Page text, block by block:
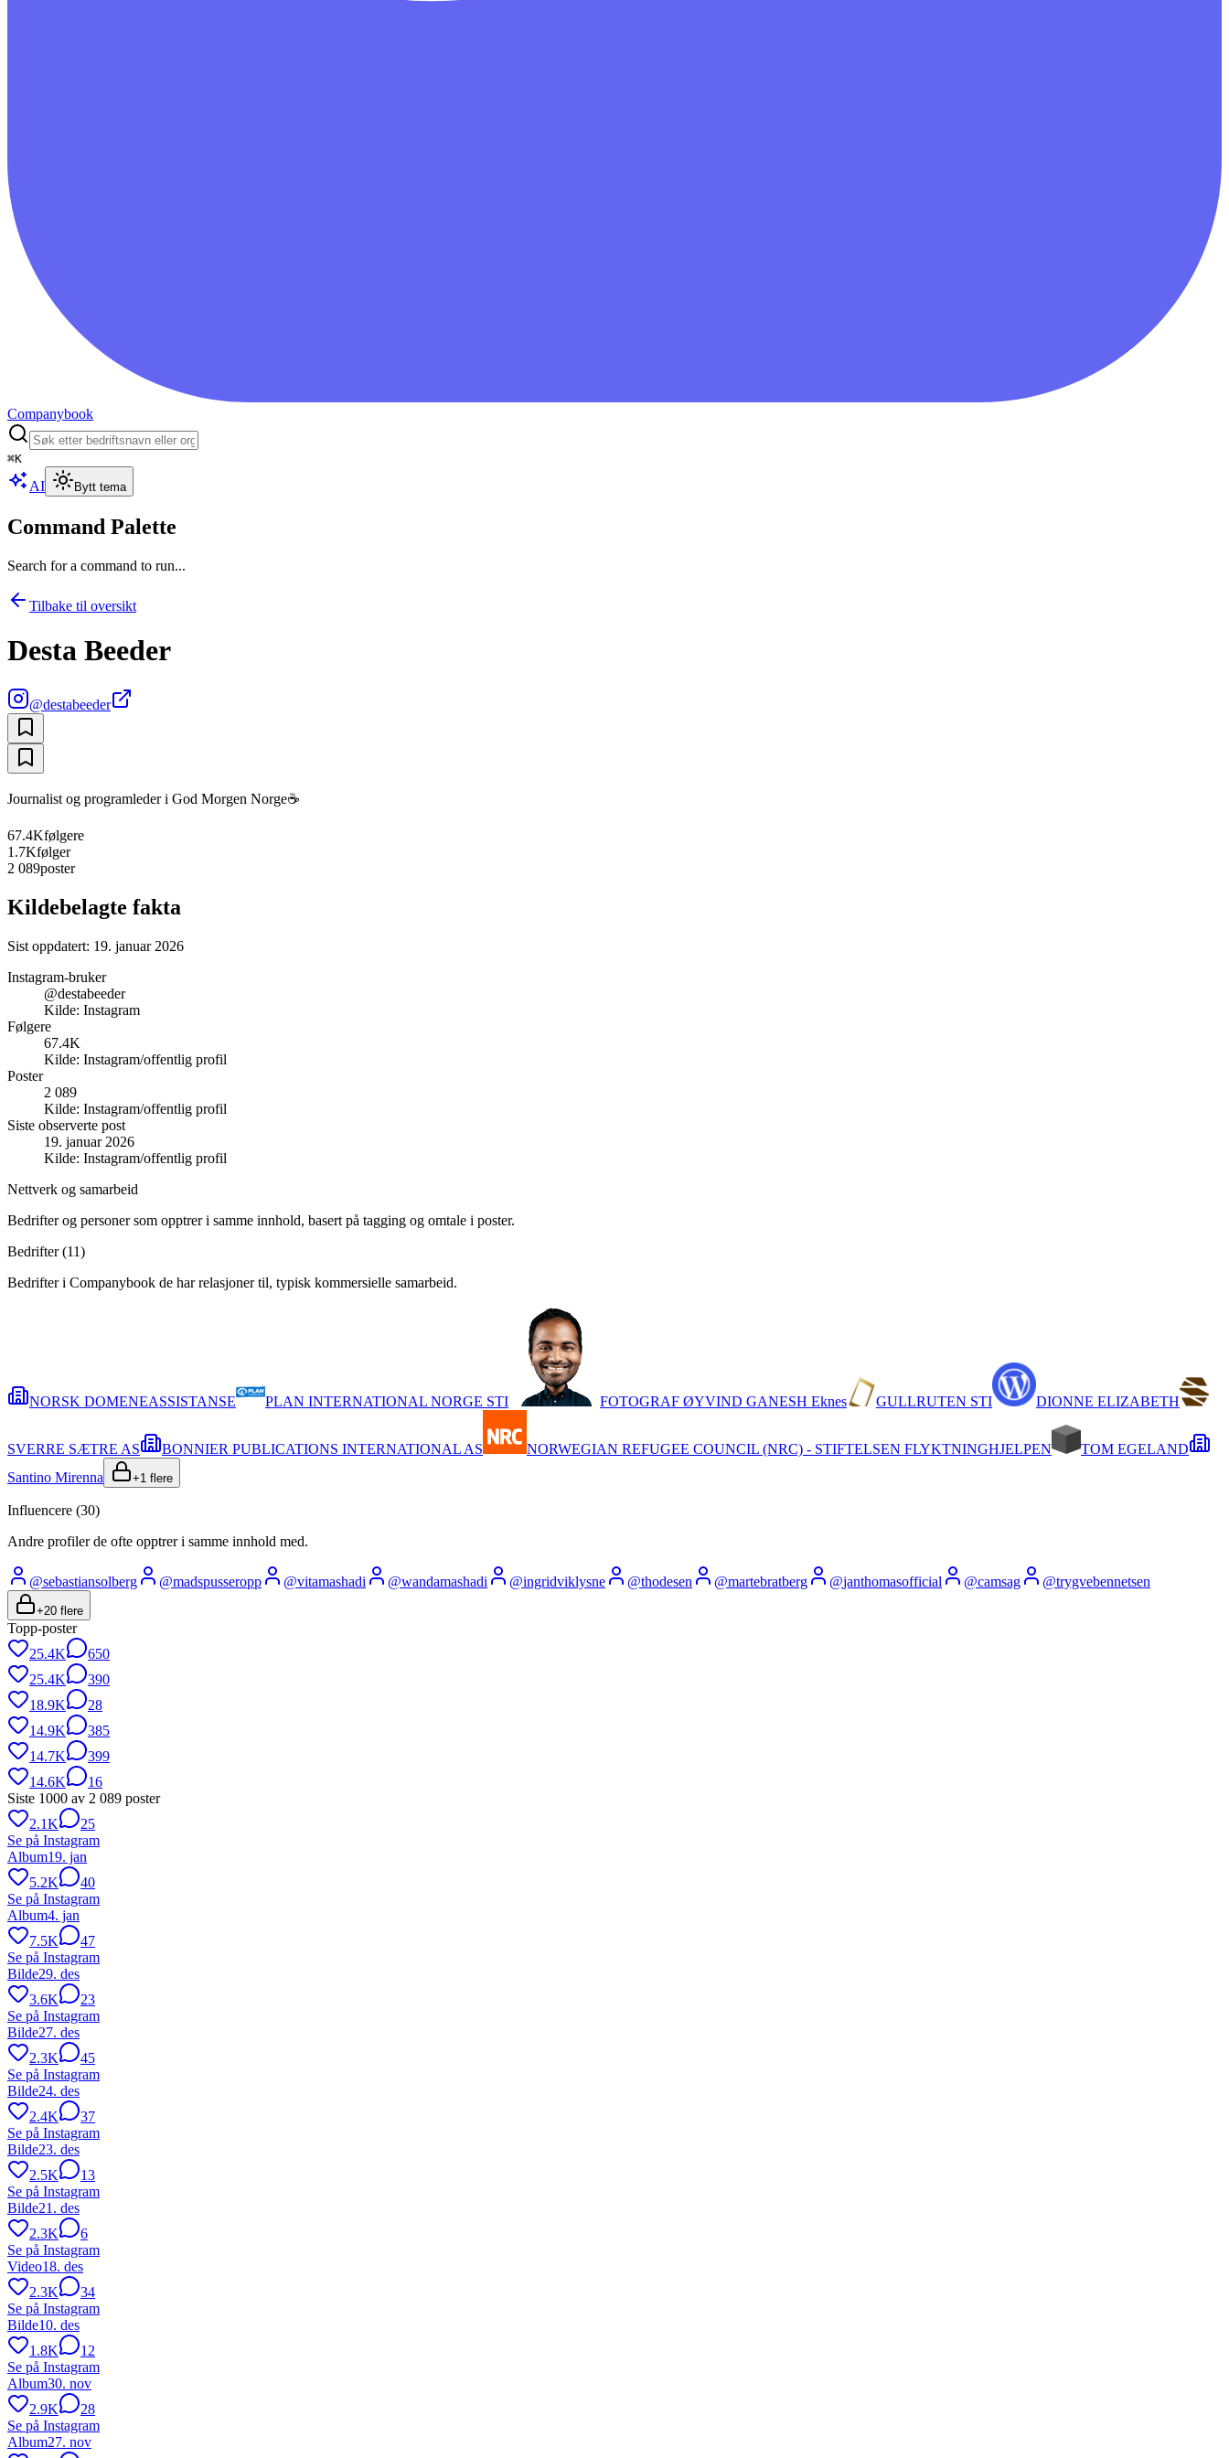
Companybook
⌘K
AI Bytt tema
Command Palette
Search for a command to run...
Tilbake til oversikt
Desta Beeder
@destabeeder
Journalist og programleder i God Morgen Norge☕️
67.4Kfølgere
1.7Kfølger
2 089poster
Kildebelagte fakta
Sist oppdatert: 19. januar 2026
Instagram-bruker
@destabeeder
Kilde: Instagram
Følgere
67.4K
Kilde: Instagram/offentlig profil
Poster
2 089
Kilde: Instagram/offentlig profil
Siste observerte post
19. januar 2026
Kilde: Instagram/offentlig profil
Nettverk og samarbeid
Bedrifter og personer som opptrer i samme innhold, basert på tagging og omtale i poster.
Bedrifter (11)
Bedrifter i Companybook de har relasjoner til, typisk kommersielle samarbeid.
NORSK DOMENEASSISTANSE PLAN INTERNATIONAL NORGE STI FOTOGRAF ØYVIND GANESH Eknes GULLRUTEN STI DIONNE ELIZABETH
SVERRE SÆTRE AS BONNIER PUBLICATIONS INTERNATIONAL AS NORWEGIAN REFUGEE COUNCIL (NRC) - STIFTELSEN FLYKTNINGHJELPEN
TOM EGELAND
Santino Mirenna
+1 flere
Influencere (30)
Andre profiler de ofte opptrer i samme innhold med.
@sebastiansolberg @madspusseropp @vitamashadi @wandamashadi @ingridviklysne @thodesen @martebratberg @janthomasofficial @camsag @trygvebennetsen
+20 flere
Topp-poster
25.4K
650
25.4K
390
18.9K
28
14.9K
385
14.7K
399
14.6K
16
Siste 1000 av 2 089 poster
2.1K
25
Se på Instagram
Album19. jan
5.2K
40
Se på Instagram
Album4. jan
7.5K
47
Se på Instagram
Bilde29. des
3.6K
23
Se på Instagram
Bilde27. des
2.3K
45
Se på Instagram
Bilde24. des
2.4K
37
Se på Instagram
Bilde23. des
2.5K
13
Se på Instagram
Bilde21. des
2.3K
6
Se på Instagram
Video18. des
2.3K
34
Se på Instagram
Bilde10. des
1.8K
12
Se på Instagram
Album30. nov
2.9K
28
Se på Instagram
Album27. nov